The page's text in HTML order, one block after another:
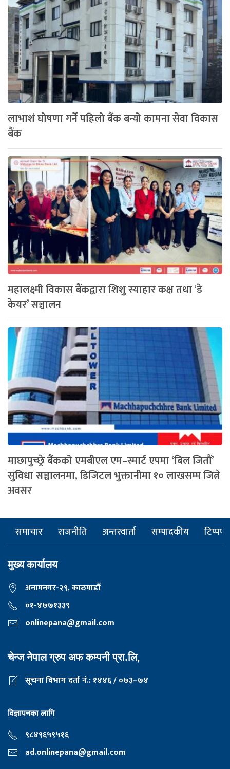
लाभाशं घोषणा गर्ने पहिलो बैंक बन्यो कामना सेवा विकास
बैंक
महालक्ष्मी विकास बैंकद्वारा शिशु स्याहार कक्ष तथा ‘डे
केयर’ सञ्चालन
माछापुच्छ्रे बैंकको एमबीएल एम–स्मार्ट एपमा ‘बिल जितौं’
सुविधा सञ्चालनमा, डिजिटल भुक्तानीमा १० लाखसम्म जित्ने
अवसर
समाचार राजनीति अन्तरवार्ता सम्पादकीय टिप्पणी
मुख्य कार्यालय
अनामनगर-२९, काठमाडाैँ
०१-४७७१३३९
onlinepana@gmail.com
चेन्ज नेपाल ग्रुप अफ कम्पनी प्रा.लि,
सूचना विभाग दर्ता नं.: १४४६ / ०७३–७४
विज्ञापनका लागि
९८४९६५९५१६
ad.onlinepana@gmail.com